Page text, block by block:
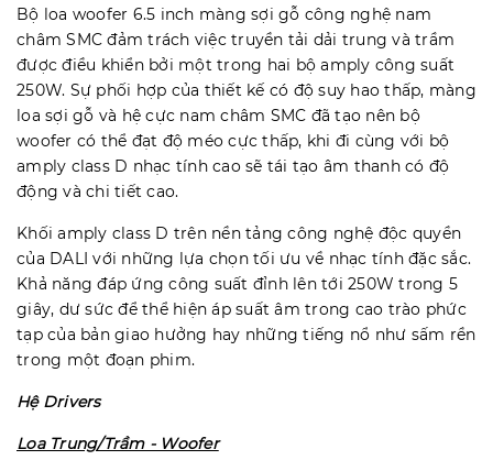
Bộ loa woofer 6.5 inch màng sợi gỗ công nghệ nam
châm SMC đảm trách việc truyền tải dải trung và trầm
được điều khiển bởi một trong hai bộ amply công suất
250W. Sự phối hợp của thiết kế có độ suy hao thấp, màng
loa sợi gỗ và hệ cực nam châm SMC đã tạo nên bộ
woofer có thể đạt độ méo cực thấp, khi đi cùng với bộ
amply class D nhạc tính cao sẽ tái tạo âm thanh có độ
động và chi tiết cao.
Khối amply class D trên nền tảng công nghệ độc quyền
của DALI với những lựa chọn tối ưu về nhạc tính đặc sắc.
Khả năng đáp ứng công suất đỉnh lên tới 250W trong 5
giây, dư sức để thể hiện áp suất âm trong cao trào phức
tạp của bản giao hưởng hay những tiếng nổ như sấm rền
trong một đoạn phim.
Hệ Drivers
Loa Trung/Trầm - Woofer